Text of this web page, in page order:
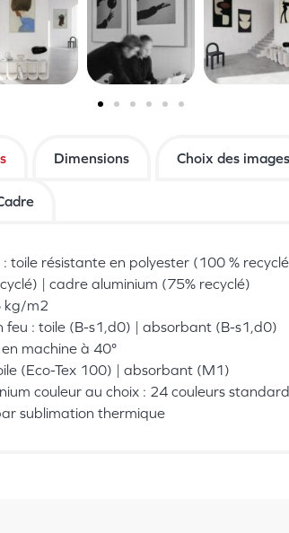
Dimensions Choix des images
: toile résistante en polyester (100 %
| cadre aluminium (75% recyclé)
kg/m2
feu : toile (B-s1,d0) | absorbant (B-s1,d0)
machine à 40°
(Eco-Tex 100) | absorbant (M1)
couleur au choix : 24 couleurs
sublimation thermique